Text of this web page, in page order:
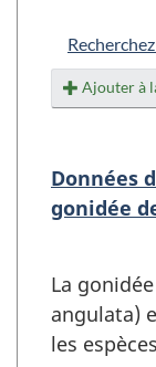
Ajouter à
Données
gonidée
La
angulata)
les